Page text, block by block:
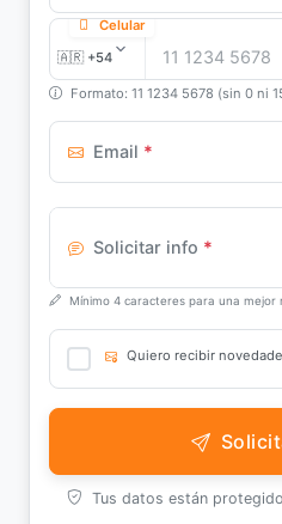
Celular
Formato: 11 1234 5678 (sin 0 ni
Email *
Solicitar info *
Mínimo 4 caracteres para una mejor
Quiero recibir
Tus datos están